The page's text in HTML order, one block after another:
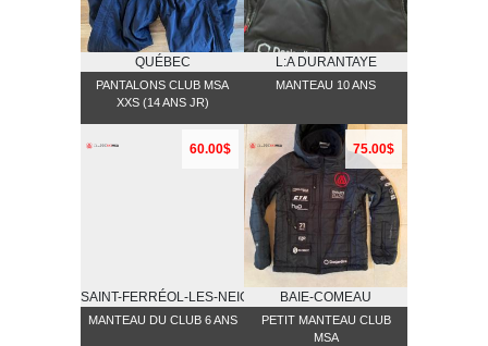
QUÉBEC
PANTALONS CLUB MSA
XXS (14 ANS JR)
L:A DURANTAYE
MANTEAU 10 ANS
60.00$
SAINT-FERRÉOL-LES-NEIGES
MANTEAU DU CLUB 6 ANS
75.00$
BAIE-COMEAU
PETIT MANTEAU CLUB
MSA